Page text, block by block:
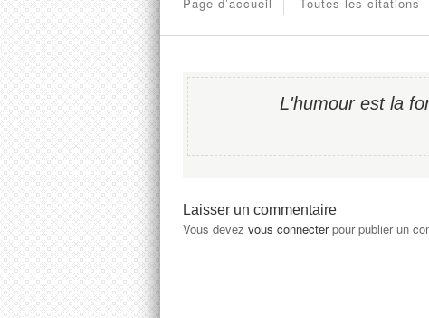
L'humour est la
Laisser un commentaire
Vous devez vous connecterpour publier un